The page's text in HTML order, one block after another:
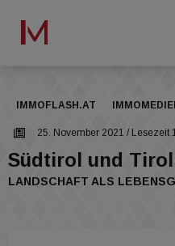
IMMOFLASH.AT
25. November 2021 / Lesezeit
Südtirol und
LANDSCHAFT ALS